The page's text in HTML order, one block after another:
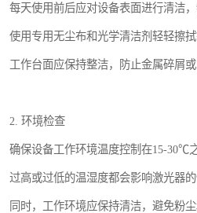
每天使用前后应对设备表面进行清洁
使用专用无尘布和光学清洁剂轻轻擦拭
工作台面应保持整洁，防止金属碎屑
2. 环境检查
确保设备工作环境温度控制在15-30℃
过高或过低的温湿度都会影响激光器的
同时，工作环境应保持清洁，避免粉尘